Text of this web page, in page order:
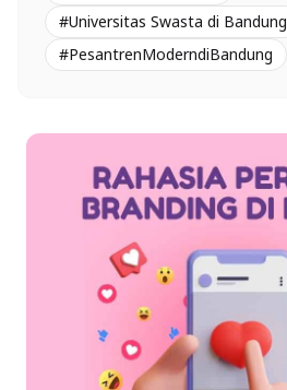
#Universitas Swasta di Bandung
#PesantrenModerndiBandung